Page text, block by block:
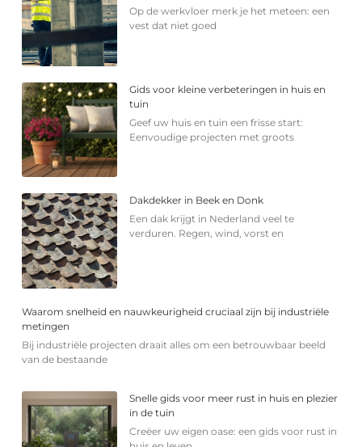
Op de werkvloer merk je het meteen: een
vest dat niet goed
Gids voor kleine verbeteringen in huis en
tuin
Geef uw huis en tuin een frisse start:
Eenvoudige projecten met groots
Dakdekker in Beek en Donk
Een dak krijgt in Nederland veel te
verduren. Regen, wind, vorst en
Waarom snelheid en nauwkeurigheid cruciaal zijn bij industriële
metingen
Bij industriële projecten draait alles om een betrouwbaar beeld
van de bestaande
Snelle gids voor meer rust in huis en plezier
in de tuin
Creëer uw eigen oase: een gids voor rust in